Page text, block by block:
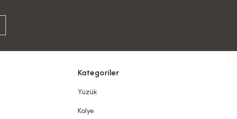
Kategoriler
Yüzük
Kolye